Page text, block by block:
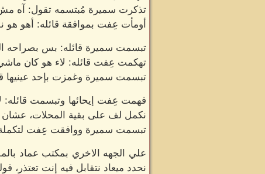
تذكرت سميرة مُبتسمه تقول: آه
أومأت عِفت بموافقة قائله: أهو
تبسمت سميرة قائله: بس بصراحه
تهكمت عِفت قائله: لاء هو كان
تبسمت سميرة وغمزت بإحد عينيها
فهمت عِفت إيحائها وتبسمت قائله:
نكمل لف على بقية المحلات، عشان
تبسمت سميرة ووافقت عِفت لتكملة
علي الجهه الاخري بمكتب عماد
نحدد ميعاد نتقابل فيه إنت